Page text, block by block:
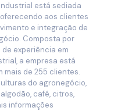
está sediada
aos clientes
e integração de
Composta por
experiência em
a empresa está
mais de 255 clientes.
do agronegócio,
café, citros,
informações